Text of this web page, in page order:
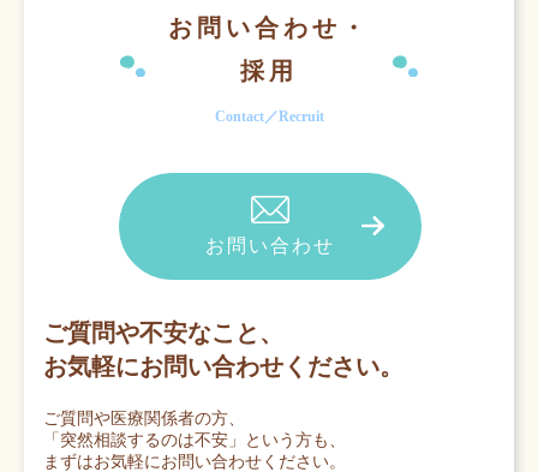
お問い合わせ・
採用
Contact／Recruit
お問い合わせ
ご質問や不安なこと、
お気軽にお問い合わせください。
ご質問や医療関係者の方、
「突然相談するのは不安」という方も、
まずはお気軽にお問い合わせください。